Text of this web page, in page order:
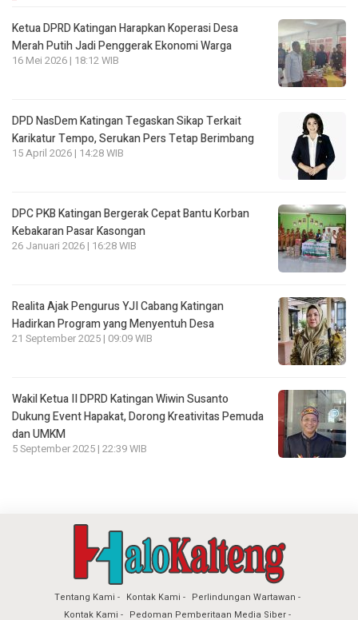
Ketua DPRD Katingan Harapkan Koperasi Desa
Merah Putih Jadi Penggerak Ekonomi Warga
16 Mei 2026 | 18:12 WIB
DPD NasDem Katingan Tegaskan Sikap Terkait
Karikatur Tempo, Serukan Pers Tetap Berimbang
15 April 2026 | 14:28 WIB
DPC PKB Katingan Bergerak Cepat Bantu Korban
Kebakaran Pasar Kasongan
26 Januari 2026 | 16:28 WIB
Realita Ajak Pengurus YJI Cabang Katingan
Hadirkan Program yang Menyentuh Desa
21 September 2025 | 09:09 WIB
Wakil Ketua II DPRD Katingan Wiwin Susanto
Dukung Event Hapakat, Dorong Kreativitas Pemuda
dan UMKM
5 September 2025 | 22:39 WIB
Tentang Kami Kontak Kami
Perlindungan Wartawan
Kontak Kami
Pedoman Pemberitaan Media Siber